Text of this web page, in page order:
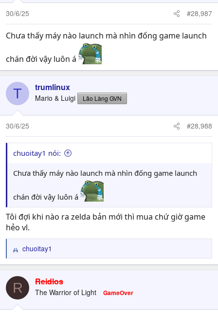
30/6/25 #28,987
Chưa thấy máy nào launch mà nhìn đống game launch
chán đời vậy luôn á
T trumlinux
Mario & Luigi Lão Làng GVN
30/6/25 #28,988
chuoitay1 nói:
Chưa thấy máy nào launch mà nhìn đống game launch
chán đời vậy luôn á
Tôi đợi khi nào ra zelda bản mới thì mua chứ giờ game
hẻo vl.
R
e
c
i
o
chuoitay1
R Reidlos
The Warrior of Light GameOver